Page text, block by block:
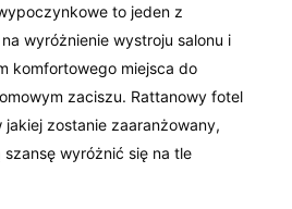
to jeden z
wyróżnienie wystroju salonu i
komfortowego miejsca do
zaciszu. Rattanowy fotel
jakiej zostanie zaaranżowany,
szansę wyróżnić się na tle